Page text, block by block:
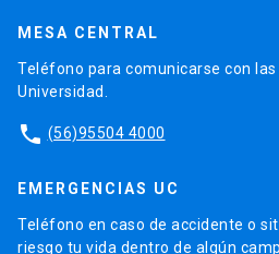
MESA CENTRAL
Teléfono para comunicarse con
Universidad.
phone (56)95504 4000
EMERGENCIAS UC
Teléfono en caso de accidente o
riesgo tu vida dentro de algún